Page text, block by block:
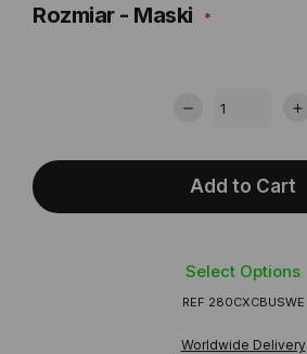
Rozmiar - Maski
Add to Cart
Select Options
REF 280CXCBUSWE
Worldwide Delivery